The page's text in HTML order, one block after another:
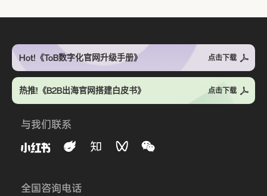
Hot!《ToB数字化官网升级手册》 点击下载
热推!《B2B出海官网搭建白皮书》 点击下载
与我们联系
全国咨询电话